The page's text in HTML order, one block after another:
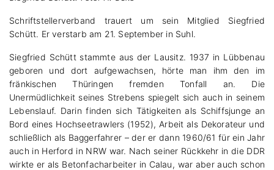
Schriftstellerverband trauert um sein Mitglied Siegfried
Schütt. Er verstarb am 21. September in Suhl.
Siegfried Schütt stammte aus der Lausitz. 1937 in Lübbenau
geboren und dort aufgewachsen, hörte man ihm den im
fränkischen Thüringen fremden Tonfall an. Die
Unermüdlichkeit seines Strebens spiegelt sich auch in seinem
Lebenslauf. Darin finden sich Tätigkeiten als Schiffsjunge an
Bord eines Hochseetrawlers (1952), Arbeit als Dekorateur und
schließlich als Baggerfahrer – der er dann 1960/61 für ein Jahr
auch in Herford in NRW war. Nach seiner Rückkehr in die DDR
wirkte er als Betonfacharbeiter in Calau, war aber auch schon